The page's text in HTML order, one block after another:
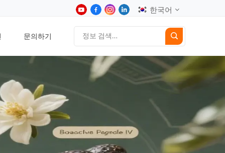
한국어
Español
日本語
문의하기